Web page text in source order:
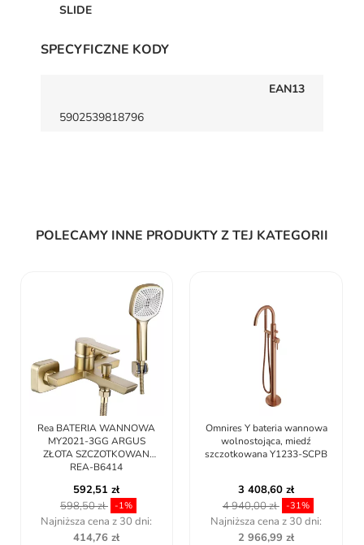
SLIDE
SPECYFICZNE KODY
EAN13
5902539818796
POLECAMY INNE PRODUKTY Z TEJ KATEGORII
Rea BATERIA WANNOWA
MY2021-3GG ARGUS
ZŁOTA SZCZOTKOWAN
REA-B6414
592,51 zł
598,50 zł
-1%
Najniższa cena z 30 dni:
414,76 zł
Omnires Y bateria wannowa
wolnostojąca, miedź
szczotkowana Y1233-SCPB
3 408,60 zł
4 940,00 zł
-31%
Najniższa cena z 30 dni:
2 966,99 zł